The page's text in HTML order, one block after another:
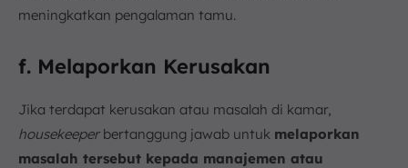
meningkatkan pengalaman tamu.
f. Melaporkan Kerusakan
Jika terdapat kerusakan atau masalah di kamar,
housekeeperbertanggung jawab untuk melaporkan
masalah tersebut kepada manajemen atau